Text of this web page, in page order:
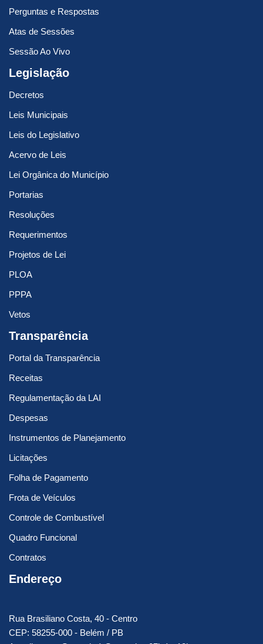
Perguntas e Respostas
Atas de Sessões
Sessão Ao Vivo
Legislação
Decretos
Leis Municipais
Leis do Legislativo
Acervo de Leis
Lei Orgânica do Município
Portarias
Resoluções
Requerimentos
Projetos de Lei
PLOA
PPPA
Vetos
Transparência
Portal da Transparência
Receitas
Regulamentação da LAI
Despesas
Instrumentos de Planejamento
Licitações
Folha de Pagamento
Frota de Veículos
Controle de Combustível
Quadro Funcional
Contratos
Endereço
Rua Brasiliano Costa, 40 - Centro
CEP: 58255-000 - Belém / PB